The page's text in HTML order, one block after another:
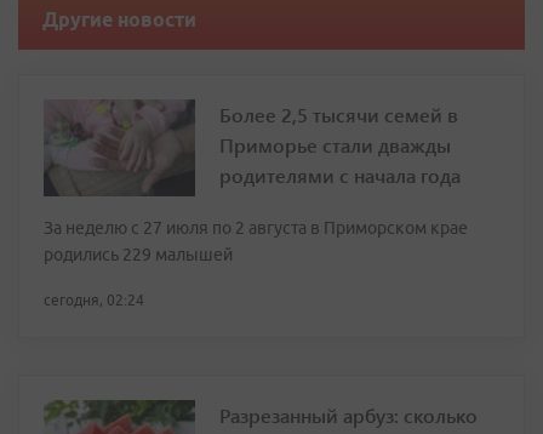
Другие новости
Более 2,5 тысячи семей в
Приморье стали дважды
родителями с начала года
За неделю с 27 июля по 2 августа в Приморском крае
родились 229 малышей
сегодня, 02:24
Разрезанный арбуз: сколько